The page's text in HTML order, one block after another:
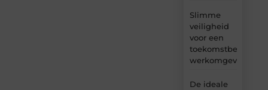
Slimme
veiligheid
voor een
werkomgeving
De ideale